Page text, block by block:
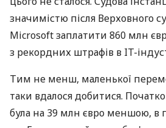
значимістю після Верховного
Microsoft заплатити 860 млн
з рекордних штрафів в IT-
Тим не менш, маленької
таки вдалося добитися.
була на 39 млн євро меншою, в